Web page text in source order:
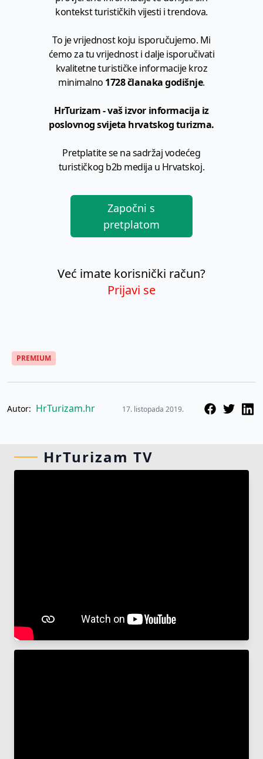
kontekst turističkih vijesti i trendova.
To je vrijednost koju isporučujemo. Mi
ćemo za tu vrijednost i dalje isporučivati
kvalitetne turističke informacije kroz
minimalno 1728 članaka godišnje.
HrTurizam - vaš izvor informacija iz
poslovnog svijeta hrvatskog turizma.
Pretplatite se na sadržaj vodećeg
turističkog b2b medija u Hrvatskoj.
Započni s
pretplatom
Već imate korisnički račun?
Prijavi se
PREMIUM
Autor: HrTurizam.hr 17. listopada 2019.
HrTurizam TV